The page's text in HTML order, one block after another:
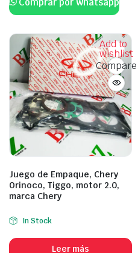
Add to
wishlist
Compare
Juego de Empaque, Chery
Orinoco, Tiggo, motor 2.0,
marca Chery
In Stock
Leer más